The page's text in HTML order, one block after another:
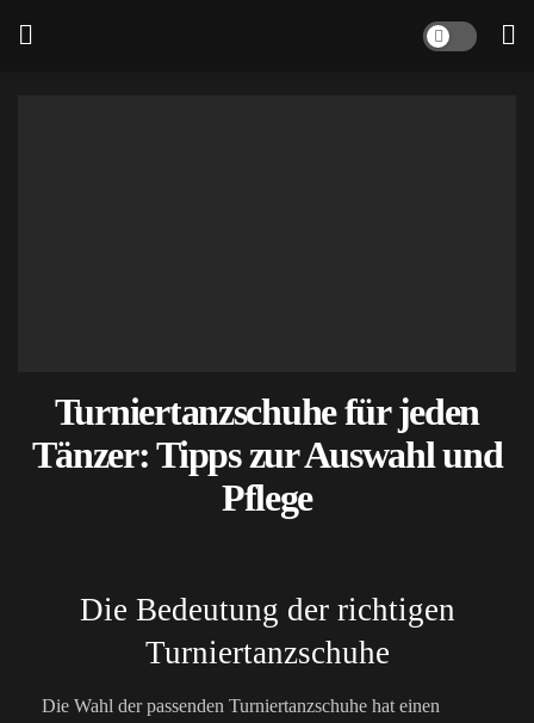
Turniertanzschuhe für jeden
Tänzer: Tipps zur Auswahl und
Pflege
Die Bedeutung der richtigen
Turniertanzschuhe
Die Wahl der passenden Turniertanzschuhe hat einen